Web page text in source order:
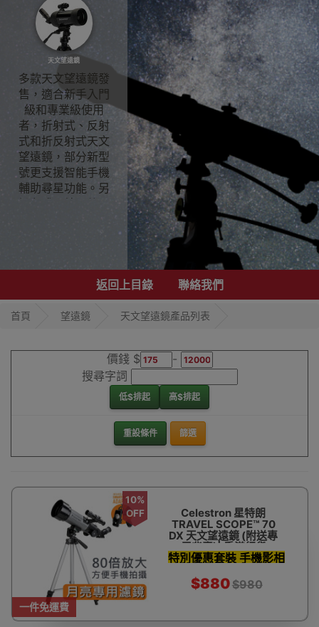
天文望遠鏡
多款天文望遠鏡發
售，適合新手入門
級和專業級使用
者，折射式、反射
式和折反射式天文
望遠鏡，部分新型
號更支援智能手機
輔助尋星功能。另
設各式目鏡配件，
同觀察不同星體望
遠鏡歡迎參觀選
購，更可為你推薦
天文望遠鏡
返回上目錄 聯絡我們
首頁 望遠鏡 天文望遠鏡產品列表
價錢 $
-
搜尋字詞
低$排起 高$排起
重設條件 篩選
一件免運費
10%
OFF
Celestron 星特朗
TRAVEL SCOPE™ 70
DX 天文望遠鏡 (附送專
用背囊)| 香港行貨
特別優惠套裝 手機影相
支架 濾鏡 天文軟件及
更多
$880$980